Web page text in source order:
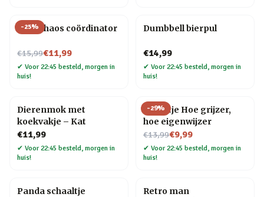
-25%
Mok Chaos coördinator
€15,99
Nu voor€11,99
✔ Voor 22:45 besteld, morgen in
huis!
Dumbbell bierpul
€14,99
✔ Voor 22:45 besteld, morgen in
huis!
Dierenmok met
koekvakje – Kat
€11,99
✔ Voor 22:45 besteld, morgen in
huis!
-29%
Tegeltje Hoe grijzer,
hoe eigenwijzer
€13,99
Nu voor€9,99
✔ Voor 22:45 besteld, morgen in
huis!
Panda schaaltje
Retro man